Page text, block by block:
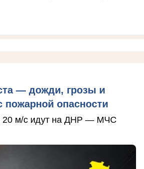
— дожди, грозы и
пожарной опасности
20 м/с идут на ДНР — МЧС